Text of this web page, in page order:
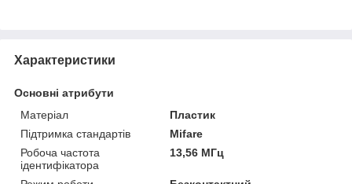
Характеристики
Основні атрибути
Матеріал
Пластик
Підтримка стандартів
Mifare
Робоча частота
ідентифікатора
13,56 МГц